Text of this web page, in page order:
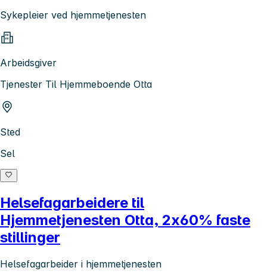
Sykepleier ved hjemmetjenesten
Arbeidsgiver
Tjenester Til Hjemmeboende Otta
Sted
Sel
Helsefagarbeidere til
Hjemmetjenesten Otta, 2x60% faste
stillinger
Helsefagarbeider i hjemmetjenesten